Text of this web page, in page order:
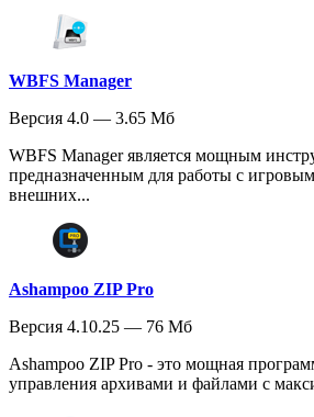
WBFS Manager
Версия 4.0 — 3.65 Мб
WBFS Manager является мощным
предназначенным для работы с
внешних...
Ashampoo ZIP Pro
Версия 4.10.25 — 76 Мб
Ashampoo ZIP Pro - это мощная
управления архивами и файлами с